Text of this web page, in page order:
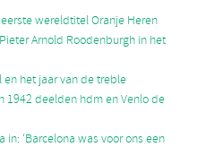
wereldtitel Oranje Heren
Arnold Roodenburgh in het
het jaar van de treble
1942 deelden hdm en Venlo de
in: ‘Barcelona was voor ons een